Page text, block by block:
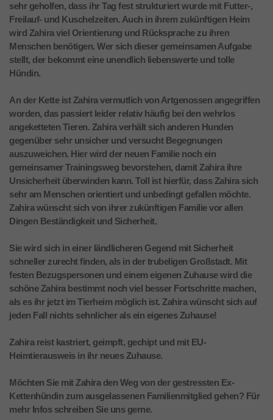
sehr geholfen, dass ihr Tag fest strukturiert wurde mit Futter-,
Freilauf- und Kuschelzeiten. Auch in ihrem zukünftigen Heim
wird Zahira viel Orientierung und Rücksprache zu ihren
Menschen benötigen. Wer sich dieser gemeinsamen Aufgabe
stellt, der bekommt eine unendlich liebenswerte und tolle
Hündin.
An der Kette ist Zahira vermutlich von Artgenossen angegriffen
worden, das passiert leider relativ häufig bei den wehrlos
angeketteten Tieren. Zahira verhält sich anderen Hunden
gegenüber sehr unsicher und versucht Begegnungen
auszuweichen. Hier wird der neuen Familie noch ein
gemeinsamer Trainingsweg bevorstehen, damit Zahira ihre
Unsicherheit überwinden kann. Toll ist hierfür, dass Zahira sich
sehr am Menschen orientiert und unbedingt gefallen möchte.
Zahira wünscht sich von ihrer zukünftigen Familie vor allen
Dingen Beständigkeit und Sicherheit.
Sie wird sich in einer ländlicheren Gegend mit Sicherheit
schneller zurecht finden, als in der trubeligen Großstadt. Mit
festen Bezugspersonen und einem eigenen Zuhause wird die
schöne Zahira bestimmt noch viel besser Fortschritte machen,
als es ihr jetzt im Tierheim möglich ist. Zahira wünscht sich auf
jeden Fall nichts sehnlicher als ein eigenes Zuhause!
Zahira reist kastriert, geimpft, gechipt und mit EU-
Heimtierausweis in ihr neues Zuhause.
Möchten Sie mit Zahira den Weg von der gestressten Ex-
Kettenhündin zum ausgelassenen Familienmitglied gehen? Für
mehr Infos schreiben Sie uns gerne.